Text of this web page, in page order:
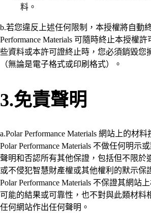
料。
b.若您違反上述任何限制，本授權將自動
Performance Materials 可隨時終止本授權
些資料或本許可證終止時，您必須銷毀您
（無論是電子格式或印刷格式）。
3.免責聲明
a.Polar Performance Materials 網站上的材
Polar Performance Materials 不做任何明示
聲明和否認所有其他保證，包括但不限於
或不侵犯智慧財產權或其他權利的默示保
Polar Performance Materials 不保證其網站
可能的結果或可靠性，也不對與此類材料
任何網站作出任何聲明。